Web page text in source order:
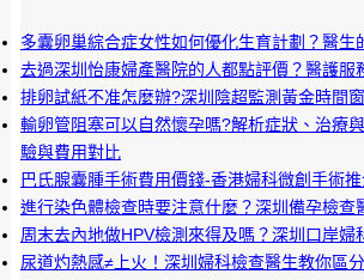
多囊卵巢綜合症女性如何優化生育計劃？醫生
去過深圳怡康婦產醫院的人都點評價？醫護服
排卵試紙不准怎麼辦?深圳陰超監測黃金時間窗
輸卵管阻塞可以自然懷孕嗎?解析症狀、治療
驗與費用對比
巴氏腺囊腫手術費用價錢-香港婦科微創手術
進行染色體檢查時要注意什麼？深圳備孕檢查
周末去內地做HPV檢測來得及嗎？深圳口岸婦
尿道灼熱感≠上火！深圳婦科檢查醫生教你區